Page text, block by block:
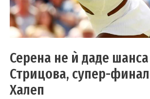
Серена не ѝ даде
Стрицова, супер-
Халеп